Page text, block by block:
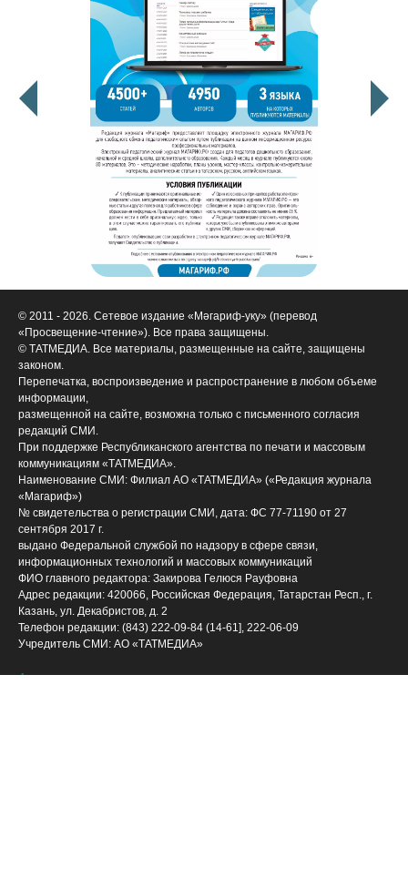
© 2011 - 2026. Сетевое издание «Мәгариф-уку» (перевод
«Просвещение-чтение»). Все права защищены.
© ТАТМЕДИА. Все материалы, размещенные на сайте, защищены
законом.
Перепечатка, воспроизведение и распространение в любом объеме
информации,
размещенной на сайте, возможна только с письменного согласия
редакций СМИ.
При поддержке Республиканского агентства по печати и массовым
коммуникациям «ТАТМЕДИА».
Наименование СМИ: Филиал АО «ТАТМЕДИА» («Редакция журнала
«Магариф»)
№ свидетельства о регистрации СМИ, дата: ФС 77-71190 от 27
сентября 2017 г.
выдано Федеральной службой по надзору в сфере связи,
информационных технологий и массовых коммуникаций
ФИО главного редактора: Закирова Гелюся Рауфовна
Адрес редакции: 420066, Российская Федерация, Татарстан Респ., г.
Казань, ул. Декабристов, д. 2
Телефон редакции: (843) 222-09-84 (14-61], 222-06-09
Учредитель СМИ: АО «ТАТМЕДИА»
Антикоррупционная политика